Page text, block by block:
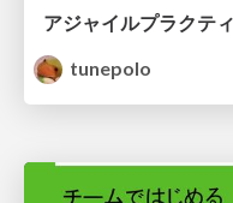
tunepolo